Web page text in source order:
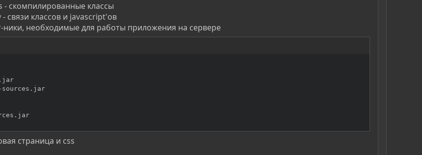
- скомпилированные классы
связи классов и javascript'ов
необходимые для работы приложения на сервере
страница и css